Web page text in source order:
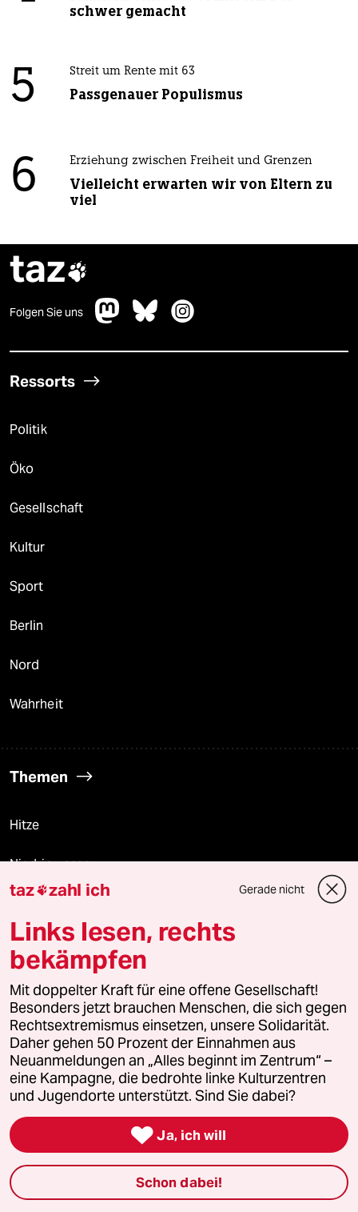
schwer gemacht
5 Streit um Rente mit 63
Passgenauer Populismus
6 Erziehung zwischen Freiheit und Grenzen
Vielleicht erwarten wir von Eltern zu
viel
taz
Folgen Sie uns
Ressorts
Politik
Öko
Gesellschaft
Kultur
Sport
Berlin
Nord
Wahrheit
Themen
Hitze
Niedrigwasser
Landtagswahl in Sachsen-Anhalt
Hybrider Krieg
Jemen
Ceuta
Hitze
Verlag
taz zahl ich Gerade nicht
Links lesen, rechts
bekämpfen
Mit doppelter Kraft für eine offene Gesellschaft!
Besonders jetzt brauchen Menschen, die sich gegen
Rechtsextremismus einsetzen, unsere Solidarität.
Daher gehen 50 Prozent der Einnahmen aus
Neuanmeldungen an „Alles beginnt im Zentrum“ –
eine Kampagne, die bedrohte linke Kulturzentren
und Jugendorte unterstützt. Sind Sie dabei?
 Ja, ich will
Schon dabei!